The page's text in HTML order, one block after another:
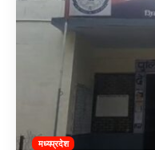
मध्यप्रदेश